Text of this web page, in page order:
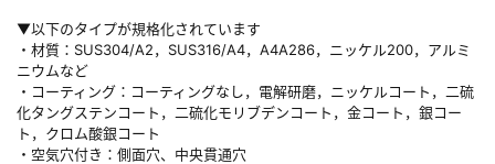
▼以下のタイプが規格化されています
・材質：SUS304/A2，SUS316/A4，A4A286，ニッケル200，アルミ
ニウムなど
・コーティング：コーティングなし，電解研磨，ニッケルコート，二硫
化タングステンコート，二硫化モリブデンコート，金コート，銀コー
ト，クロム酸銀コート
・空気穴付き：側面穴、中央貫通穴